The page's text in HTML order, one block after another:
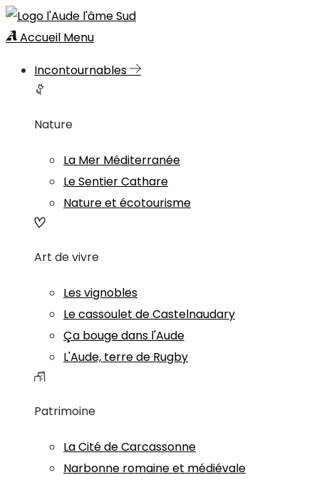
Accueil Menu
Incontournables
Nature
La Mer Méditerranée
Le Sentier Cathare
Nature et écotourisme
Art de vivre
Les vignobles
Le cassoulet de Castelnaudary
Ça bouge dans l'Aude
L'Aude, terre de Rugby
Patrimoine
La Cité de Carcassonne
Narbonne romaine et médiévale